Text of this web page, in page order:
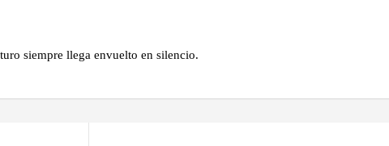
siempre llega envuelto en silencio.